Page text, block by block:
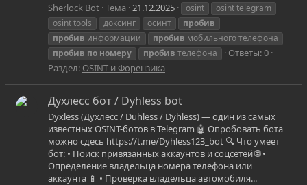
Sherlock Bot Тема 21.12.2025 osint
osint telegram
osint tools
доксинг осинт
пробив
пробив информации пробив мобильного телефона
пробив по номеру пробив телефона
Ответы: 0
Раздел: OSINT и Форензика
Духлесс бот / Dyhless bot
Dyxless (Духлесс / Duhless / Dyhless) — один из самых
известных OSINT-ботов в Telegram 🤖 Опробовать бота
можно сдесь https://t.me/Dyhless123_bot 🔍 Что умеет
бот: • Поиск привязанных аккаунтов и соцсетей 🌐 •
Определение владельца номера телефона или
аккаунта 📱 • Проверка владельца автомобиля...